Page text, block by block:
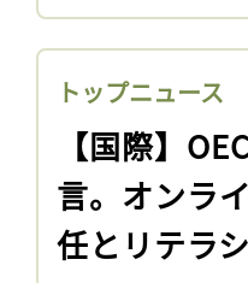
トップニュース
【国際】
言。オンラ
任とリテラ